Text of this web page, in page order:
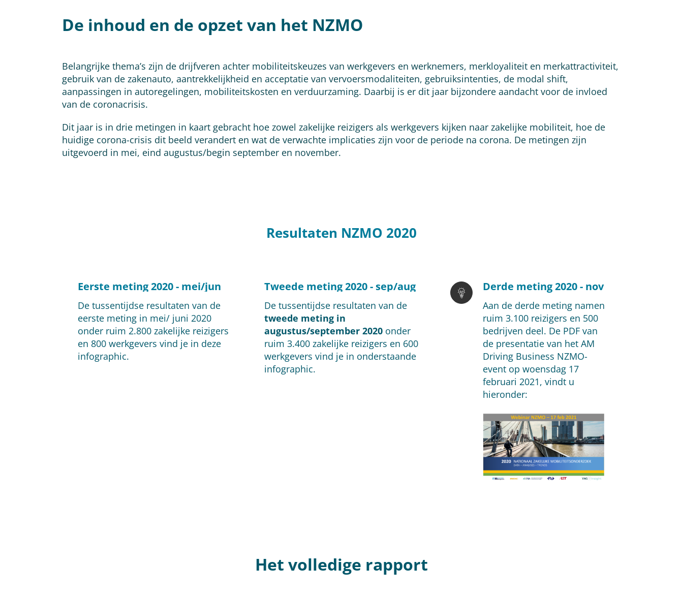
De inhoud en de opzet van het NZMO
Belangrijke thema’s zijn de drijfveren achter mobiliteitskeuzes van werkgevers en werknemers, merkloyaliteit en merkattractiviteit,
gebruik van de zakenauto, aantrekkelijkheid en acceptatie van vervoersmodaliteiten, gebruiksintenties, de modal shift,
aanpassingen in autoregelingen, mobiliteitskosten en verduurzaming. Daarbij is er dit jaar bijzondere aandacht voor de invloed
van de coronacrisis.
Dit jaar is in drie metingen in kaart gebracht hoe zowel zakelijke reizigers als werkgevers kijken naar zakelijke mobiliteit, hoe de
huidige corona-crisis dit beeld verandert en wat de verwachte implicaties zijn voor de periode na corona. De metingen zijn
uitgevoerd in mei, eind augustus/begin september en november.
Resultaten NZMO 2020
Eerste meting 2020 - mei/jun
De tussentijdse resultaten van de
eerste meting in mei/ juni 2020
onder ruim 2.800 zakelijke reizigers
en 800 werkgevers vind je in deze
infographic.
Tweede meting 2020 - sep/aug
De tussentijdse resultaten van de
tweede meting in
augustus/september 2020 onder
ruim 3.400 zakelijke reizigers en 600
werkgevers vind je in onderstaande
infographic.
Derde meting 2020 - nov
Aan de derde meting namen
ruim 3.100 reizigers en 500
bedrijven deel. De PDF van
de presentatie van het AM
Driving Business NZMO-
event op woensdag 17
februari 2021, vindt u
hieronder:
Het volledige rapport